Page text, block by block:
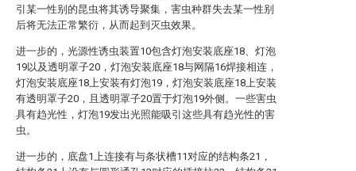
引某一性别的昆虫将其诱导聚集，害虫种群失去某一性别
后将无法正常繁衍，从而起到灭虫效果。
进一步的，光源性诱虫装置10包含灯泡安装底座18、灯泡
19以及透明罩子20，灯泡安装底座18与网隔16焊接相连，
灯泡安装底座18上安装有灯泡19，灯泡安装底座18上安装
有透明罩子20，且透明罩子20置于灯泡19外侧。一些害虫
具有趋光性，灯泡19发出光照能吸引这些具有趋光性的害
虫。
进一步的，底盘1上连接有与条状槽11对应的结构条21，